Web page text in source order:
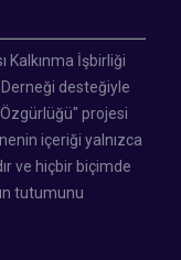
Kalkınma İşbirliği
desteğiyle
projesi
içeriği yalnızca
ve hiçbir biçimde
tutumunu